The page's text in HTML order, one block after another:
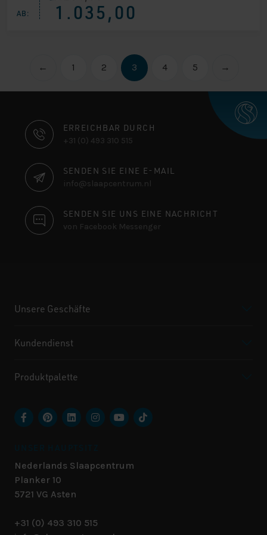
AB:
Preis
war:1.035,00
Preis
ist:
← 1 2 3 4 5 →
KONTAKTINFORMATIONEN
ERREICHBAR DURCH
+31 (0) 493 310 515
SENDEN SIE EINE E-MAIL
info@slaapcentrum.nl
SENDEN SIE UNS EINE NACHRICHT
von Facebook Messenger
Unsere Geschäfte
Kundendienst
Produktpalette
Nederlands Slaapcentrum
Planker 10
5721 VG Asten
+31 (0) 493 310 515